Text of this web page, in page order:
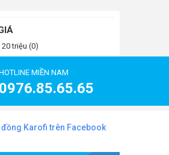
20 triệu (0)
MIỀN NAM
0976.85.65.65
đồng Karofi trên Facebook